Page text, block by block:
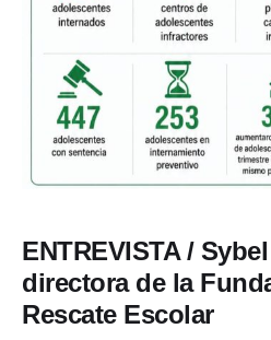
ENTREVISTA /
directora de la